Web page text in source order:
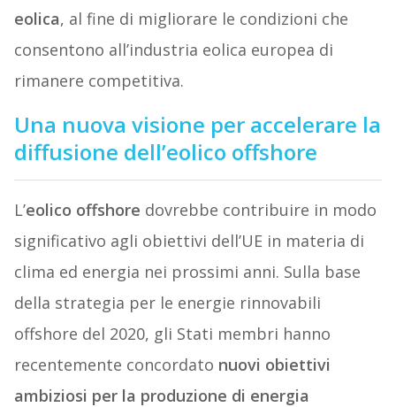
eolica, al fine di migliorare le condizioni che
consentono all’industria eolica europea di
rimanere competitiva.
Una nuova visione per accelerare la
diffusione dell’eolico offshore
L’eolico offshore dovrebbe contribuire in modo
significativo agli obiettivi dell’UE in materia di
clima ed energia nei prossimi anni. Sulla base
della strategia per le energie rinnovabili
offshore del 2020, gli Stati membri hanno
recentemente concordato nuovi obiettivi
ambiziosi per la produzione di energia